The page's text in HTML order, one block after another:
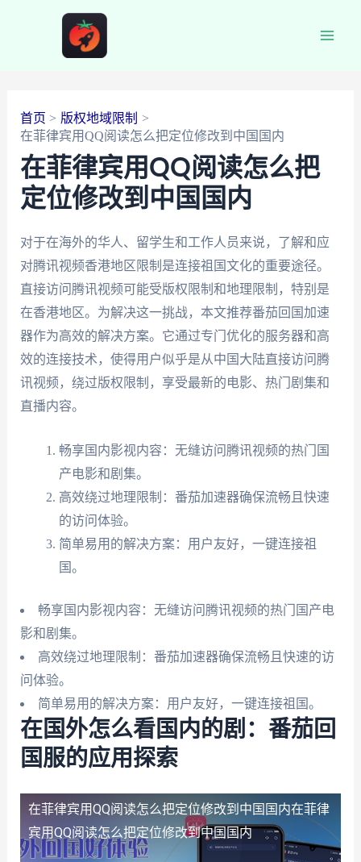
首页
版权地域限制
在菲律宾用QQ阅读怎么把定位修改到中国国内
在菲律宾用QQ阅读怎么把
定位修改到中国国内
对于在海外的华人、留学生和工作人员来说，了解和应
对腾讯视频香港地区限制是连接祖国文化的重要途径。
直接访问腾讯视频可能受版权限制和地理限制，特别是
在香港地区。为解决这一挑战，本文推荐番茄回国加速
器作为高效的解决方案。它通过专门优化的服务器和高
效的连接技术，使得用户似乎是从中国大陆直接访问腾
讯视频，绕过版权限制，享受最新的电影、热门剧集和
直播内容。
畅享国内影视内容：无缝访问腾讯视频的热门国
产电影和剧集。
高效绕过地理限制：番茄加速器确保流畅且快速
的访问体验。
简单易用的解决方案：用户友好，一键连接祖
国。
畅享国内影视内容：无缝访问腾讯视频的热门国产电
影和剧集。
高效绕过地理限制：番茄加速器确保流畅且快速的访
问体验。
简单易用的解决方案：用户友好，一键连接祖国。
在国外怎么看国内的剧：番茄回
国服的应用探索
在菲律宾用QQ阅读怎么把定位修改到中国国内在菲律
宾用QQ阅读怎么把定位修改到中国国内